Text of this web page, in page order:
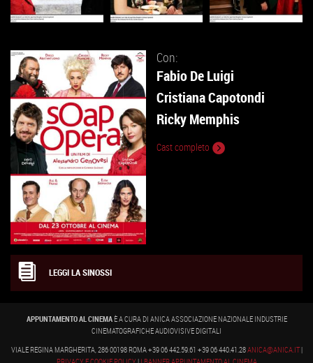
Con:
Fabio De Luigi
Cristiana Capotondi
Ricky Memphis
Cast completo
LEGGI LA SINOSSI
APPUNTAMENTO AL CINEMAÈ A CURA DI ANICA ASSOCIAZIONE NAZIONALE INDUSTRIE
CINEMATOGRAFICHE AUDIOVISIVE DIGITALI
VIALE REGINA MARGHERITA, 286 00198 ROMA +39 06 442.59.61 +39 06 440.41.28ANICA@ANICA.IT|